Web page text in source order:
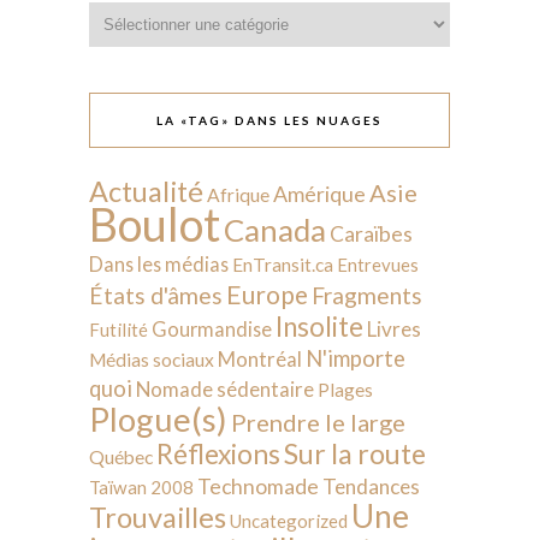
LA «TAG» DANS LES NUAGES
Actualité AfriqueAmérique Asie
BoulotCanada Caraïbes
Dans les médias EnTransit.ca Entrevues
États d'âmes Europe Fragments
Futilité Gourmandise Insolite Livres
Médias sociaux Montréal N'importe
quoi Nomade sédentaire Plages
Plogue(s) Prendre le large
Québec RéflexionsSur la route
Taïwan 2008 Technomade Tendances
Trouvailles Uncategorized Une